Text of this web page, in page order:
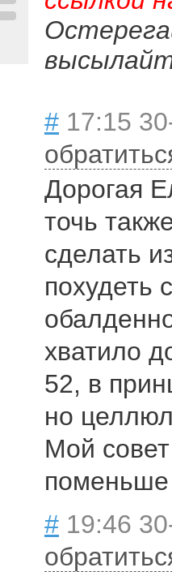
# 17:15
Дорогая
точь
сделать
похудеть
хватило
52, в
но
Мой
поменьше
# 19:46